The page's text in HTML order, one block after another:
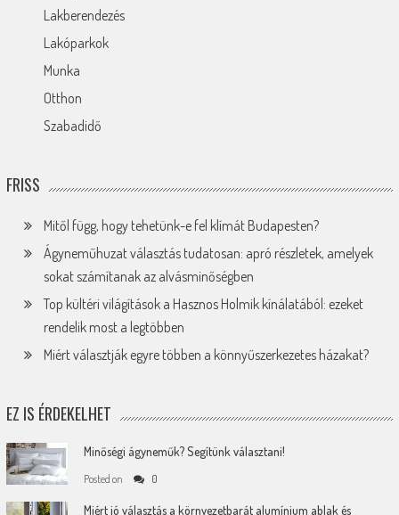
Lakberendezés
Lakóparkok
Munka
Otthon
Szabadidő
FRISS
Mitől függ, hogy tehetünk-e fel klímát Budapesten?
Ágyneműhuzat választás tudatosan: apró részletek, amelyek
sokat számítanak az alvásminőségben
Top kültéri világítások a Hasznos Holmik kínálatából: ezeket
rendelik most a legtöbben
Miért választják egyre többen a könnyűszerkezetes házakat?
EZ IS ÉRDEKELHET
Minőségi ágyneműk? Segítünk választani!
Posted on 0
Miért jó választás a környezetbarát alumínium ablak és